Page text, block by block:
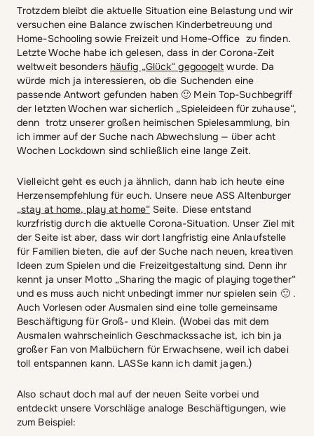
Trotzdem bleibt die aktuelle Situation eine Belastung und wir
versuchen eine Balance zwischen Kinderbetreuung und
Home-Schooling sowie Freizeit und Home-Office zu finden.
Letzte Woche habe ich gelesen, dass in der Corona-Zeit
weltweit besonders häufig „Glück“ gegoogelt wurde. Da
würde mich ja interessieren, ob die Suchenden eine
passende Antwort gefunden haben 🙂 Mein Top-Suchbegriff
der letzten Wochen war sicherlich „Spieleideen für zuhause“,
denn trotz unserer großen heimischen Spielesammlung, bin
ich immer auf der Suche nach Abwechslung ­— über acht
Wochen Lockdown sind schließlich eine lange Zeit.
Vielleicht geht es euch ja ähnlich, dann hab ich heute eine
Herzensempfehlung für euch. Unsere neue ASS Altenburger
„stay at home, play at home“Seite. Diese entstand
kurzfristig durch die aktuelle Corona-Situation. Unser Ziel mit
der Seite ist aber, dass wir dort langfristig eine Anlaufstelle
für Familien bieten, die auf der Suche nach neuen, kreativen
Ideen zum Spielen und die Freizeitgestaltung sind. Denn ihr
kennt ja unser Motto „Sharing the magic of playing together“
und es muss auch nicht unbedingt immer nur spielen sein 🙂 .
Auch Vorlesen oder Ausmalen sind eine tolle gemeinsame
Beschäftigung für Groß- und Klein. (Wobei das mit dem
Ausmalen wahrscheinlich Geschmackssache ist, ich bin ja
großer Fan von Malbüchern für Erwachsene, weil ich dabei
toll entspannen kann. LASSe kann ich damit jagen.)
Also schaut doch mal auf der neuen Seite vorbei und
entdeckt unsere Vorschläge analoge Beschäftigungen, wie
zum Beispiel: